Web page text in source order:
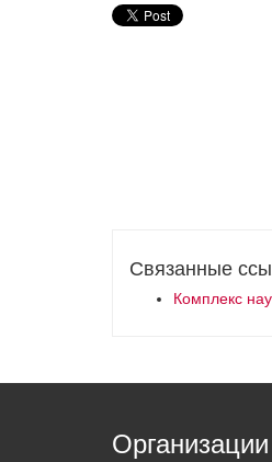
Связанные
Комплекс
Организации